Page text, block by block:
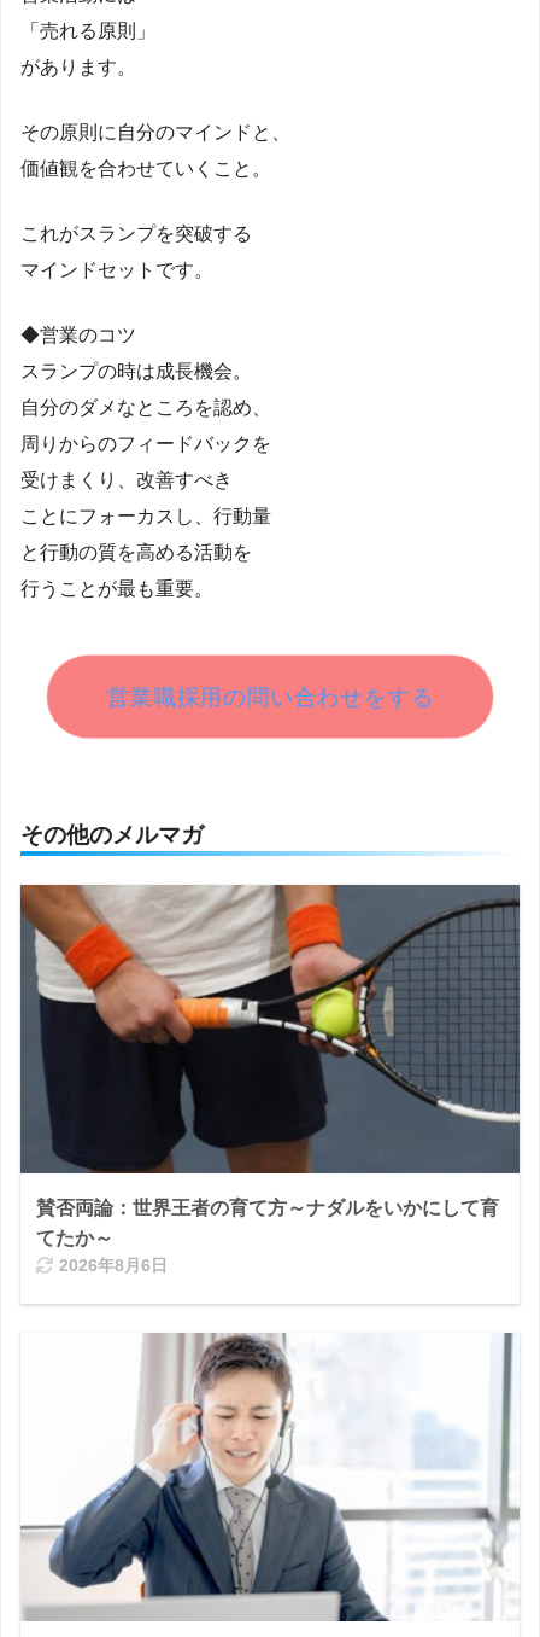
「売れる原則」
があります。
その原則に自分のマインドと、
価値観を合わせていくこと。
これがスランプを突破する
マインドセットです。
◆営業のコツ
スランプの時は成長機会。
自分のダメなところを認め、
周りからのフィードバックを
受けまくり、改善すべき
ことにフォーカスし、行動量
と行動の質を高める活動を
行うことが最も重要。
営業職採用の問い合わせをする
その他のメルマガ
賛否両論：世界王者の育て方～ナダルをいかにして育
てたか～
2026年8月6日